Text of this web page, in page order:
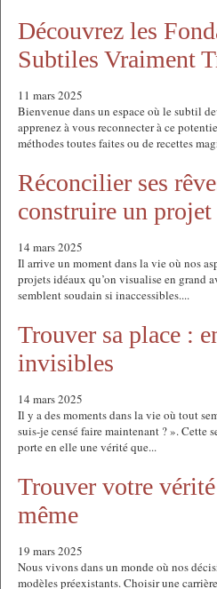
Découvrez les
Subtiles Vraiment
11 mars 2025
Bienvenue dans un espace où le subtil
apprenez à vous reconnecter à ce
méthodes toutes faites ou de recettes
Réconcilier ses
construire un
14 mars 2025
Il arrive un moment dans la vie où nos
projets idéaux qu’on visualise en grand
semblent soudain si inaccessibles....
Trouver sa place :
invisibles
14 mars 2025
Il y a des moments dans la vie où tout
suis-je censé faire maintenant ? ». Cette
porte en elle une vérité que...
Trouver votre
même
19 mars 2025
Nous vivons dans un monde où nos
modèles préexistants. Choisir une